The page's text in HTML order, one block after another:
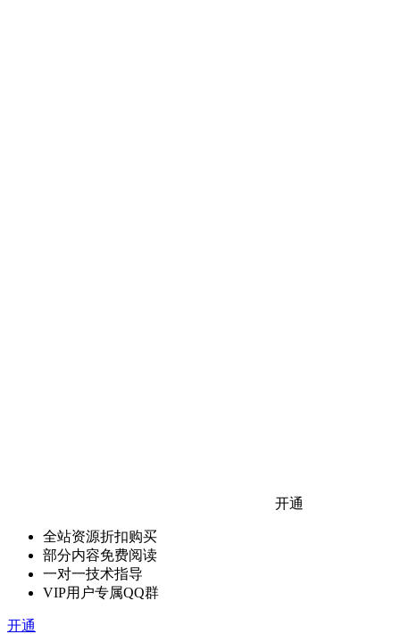
开通
全站资源折扣购买
部分内容免费阅读
一对一技术指导
VIP用户专属QQ群
开通